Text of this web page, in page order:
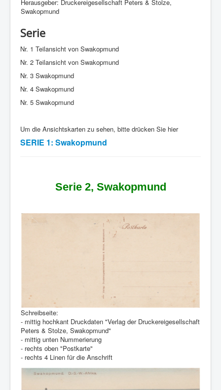
Herausgeber: Druckereigesellschaft Peters & Stolze,
Swakopmund
Serie
Nr. 1 Teilansicht von Swakopmund
Nr. 2 Teilansicht von Swakopmund
Nr. 3 Swakopmund
Nr. 4 Swakopmund
Nr. 5 Swakopmund
Um die Ansichtskarten zu sehen, bitte drücken Sie hier
SERIE 1: Swakopmund
Serie 2, Swakopmund
Schreibseite:
- mittig hochkant Druckdaten "Verlag der Druckereigesellschaft
Peters & Stolze, Swakopmund"
- mittig unten Nummerierung
- rechts oben "Postkarte"
- rechts 4 Linen für die Anschrift